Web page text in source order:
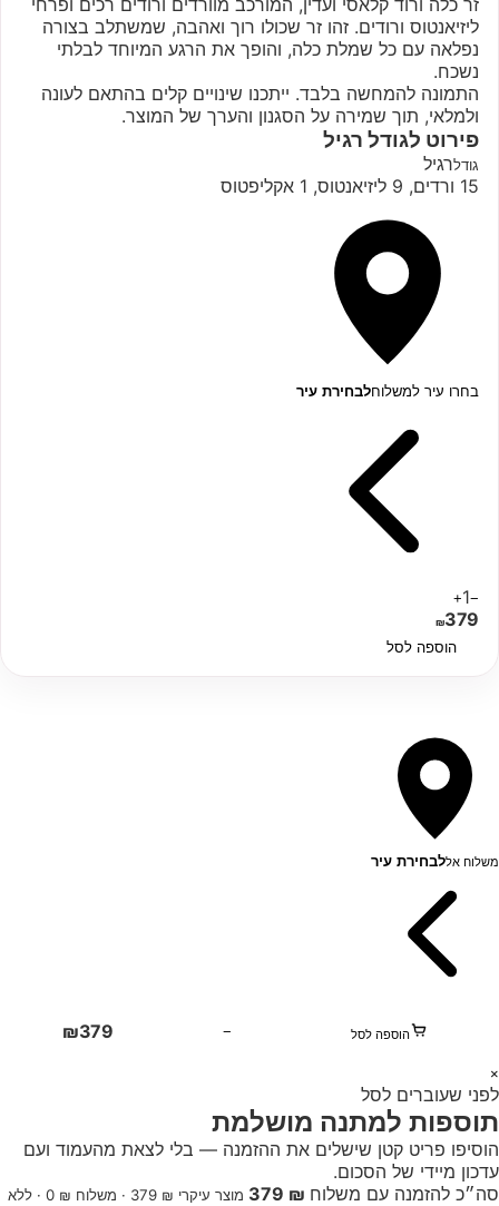
זר כלה ורוד קלאסי ועדין, המורכב מוורדים ורודים רכים ופרחי
ליזיאנטוס ורודים. זהו זר שכולו רוך ואהבה, שמשתלב בצורה
נפלאה עם כל שמלת כלה, והופך את הרגע המיוחד לבלתי
נשכח.
התמונה להמחשה בלבד. ייתכנו שינויים קלים בהתאם לעונה
ולמלאי, תוך שמירה על הסגנון והערך של המוצר.
פירוט לגודל רגיל
גודלרגיל
15 ורדים, 9 ליזיאנטוס, 1 אקליפטוס
בחרו עיר למשלוחלבחירת עיר
−
1
+
₪379
הוספה לסל
משלוח אללבחירת עיר
₪379 − הוספה לסל
×
לפני שעוברים לסל
תוספות למתנה מושלמת
הוסיפו פריט קטן שישלים את ההזמנה — בלי לצאת מהעמוד ועם
עדכון מיידי של הסכום.
סה״כ להזמנה עם משלוח ₪ 379
מוצר עיקרי ₪ 379 · משלוח ₪ 0 · ללא